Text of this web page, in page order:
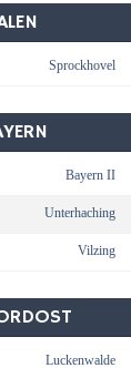
Sprockhovel
Bayern II
Unterhaching
Vilzing
Luckenwalde